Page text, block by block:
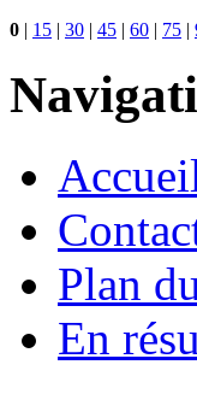
0 | 15 | 30 | 45 | 60 | 75 |
Plan
En